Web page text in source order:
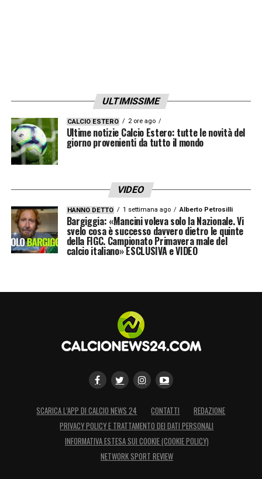
ULTIMISSIME
CALCIO ESTERO 2 ore ago
Ultime notizie Calcio Estero: tutte le novità del
giorno provenienti da tutto il mondo
VIDEO
HANNO DETTO 1 settimana ago Alberto Petrosilli
Bargiggia: «Mancini voleva solo la Nazionale. Vi
svelo cosa è successo davvero dietro le quinte
della FIGC. Campionato Primavera male del
calcio italiano» ESCLUSIVA e VIDEO
SCARICA L’APP DI CALCIO NEWS 24 CONTATTI
REDAZIONE
PRIVACY POLICY E TRATTAMENTO DEI DATI PERSONALI
INFORMATIVA ESTESA SUI COOKIE (COOKIE POLICY)
NETWORK SPORT REVIEW